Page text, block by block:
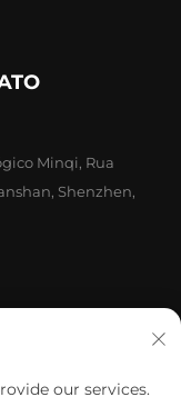
Minqi, Rua
Shenzhen,
Industrial Co., Ltd.
our services.